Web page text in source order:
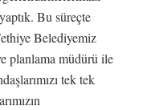
Bu süreçte
Belediyemiz
planlama müdürü ile
tek tek